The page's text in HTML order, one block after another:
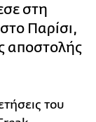
στη
Παρίσι,
αποστολής
του